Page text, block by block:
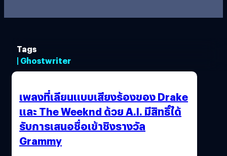
Tags
| Ghostwriter
เพลงที่เลียนแบบเสียงร้องของ Drake
และ The Weeknd ด้วย A.I. มีสิทธิ์ได้
รับการเสนอชื่อเข้าชิงรางวัล
Grammy